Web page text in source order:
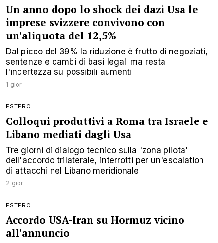
Un anno dopo lo shock dei dazi Usa le
imprese svizzere convivono con
un'aliquota del 12,5%
Dal picco del 39% la riduzione è frutto di negoziati,
sentenze e cambi di basi legali ma resta
l'incertezza su possibili aumenti
1 gior
ESTERO
Colloqui produttivi a Roma tra Israele e
Libano mediati dagli Usa
Tre giorni di dialogo tecnico sulla 'zona pilota'
dell'accordo trilaterale, interrotti per un'escalation
di attacchi nel Libano meridionale
2 gior
ESTERO
Accordo USA-Iran su Hormuz vicino
all'annuncio